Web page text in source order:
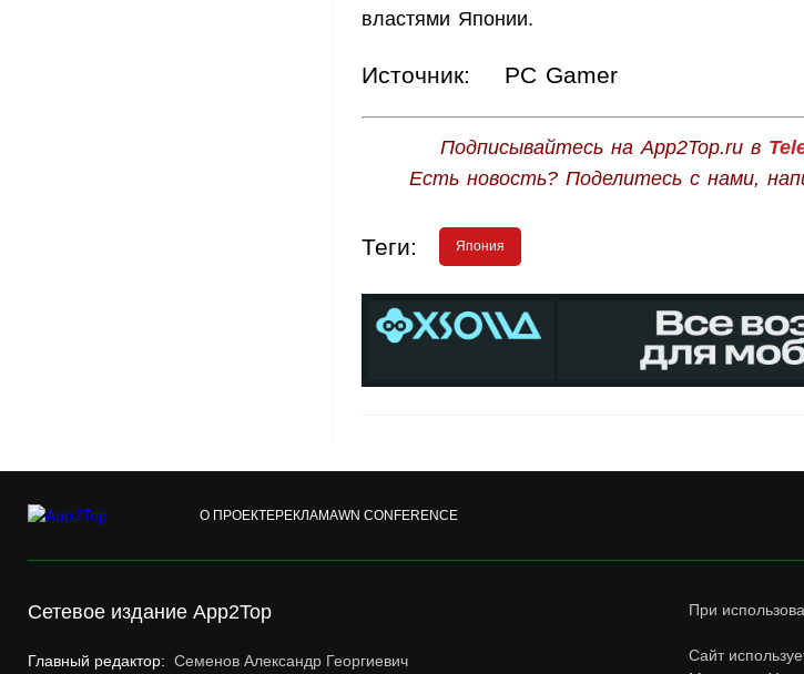
властями Японии.
Источник: PC Gamer
Подписывайтесь на App2Top.ru в
Есть новость? Поделитесь с нами,
Теги: Япония
О ПРОЕКТЕРЕКЛАМАWN CONFERENCE
Сетевое издание App2Top
Главный редактор: Семенов Александр Георгиевич
При
Сайт